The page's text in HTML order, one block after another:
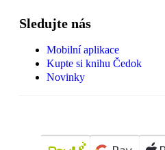
Sledujte nás
Mobilní aplikace
Kupte si knihu Čedok
Novinky